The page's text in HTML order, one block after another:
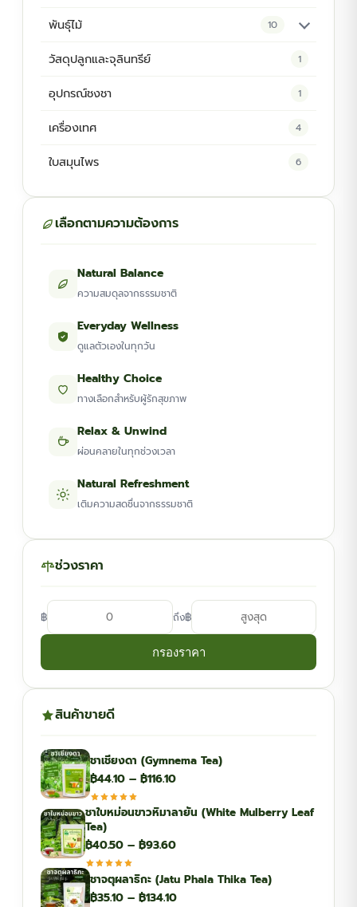
พันธุ์ไม้ 10
ต้นพันธุ์สมุนไพร 5
วัสดุปลูกและจุลินทรีย์ 1
อุปกรณ์ชงชา 1
เครื่องเทศ 4
ใบสมุนไพร 6
เลือกตามความต้องการ
Natural Balance
ความสมดุลจากธรรมชาติ
Everyday Wellness
ดูแลตัวเองในทุกวัน
Healthy Choice
ทางเลือกสำหรับผู้รักสุขภาพ
Relax & Unwind
ผ่อนคลายในทุกช่วงเวลา
Natural Refreshment
เติมความสดชื่นจากธรรมชาติ
ช่วงราคา
฿ ถึง฿
กรองราคา
สินค้าขายดี
ชาเชียงดา (Gymnema Tea)
฿44.10 – ฿116.10Price
฿44.10
฿116.10
ชาใบหม่อนขาวหิมาลายัน (White Mulberry Leaf
Tea)
฿40.50 – ฿93.60Price
฿40.50
through
ชาจตุผลาธิกะ (Jatu Phala Thika Tea)
฿35.10 – ฿134.10Price